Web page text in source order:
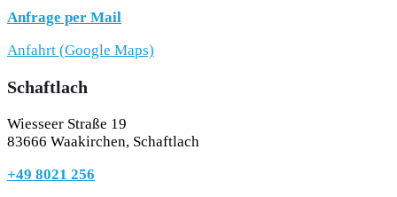
Anfrage per Mail
Anfahrt (Google Maps)
Schaftlach
Wiesseer Straße 19
83666 Waakirchen, Schaftlach
+49 8021 256